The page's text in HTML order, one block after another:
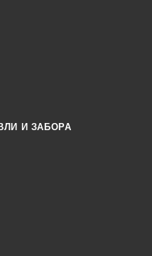
И ЗАБОРА